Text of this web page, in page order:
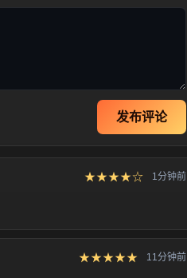
发布评论
★★★★☆ 1分钟前
★★★★★ 11分钟前